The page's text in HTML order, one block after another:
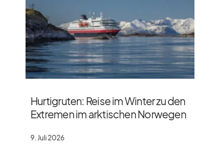
Hurtigruten: Reise im Winter zu den
Extremen im arktischen Norwegen
9. Juli 2026